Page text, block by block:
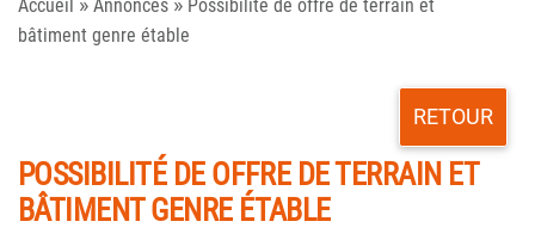
Accueil Annonces
Possibilité de offre de terrain et
bâtiment genre étable
RETOUR
POSSIBILITÉ DE OFFRE DE TERRAIN ET
BÂTIMENT GENRE ÉTABLE